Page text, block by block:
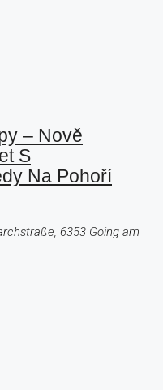
– Nově
S
Na Pohoří
6353 Going am